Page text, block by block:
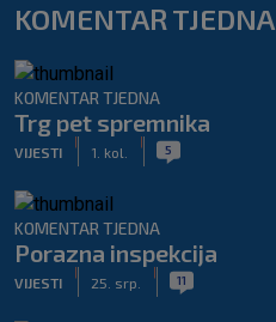
KOMENTAR TJEDNA
KOMENTAR TJEDNA
Trg pet spremnika
VIJESTI 1. kol. 5
KOMENTAR TJEDNA
Porazna inspekcija
VIJESTI 25. srp. 11